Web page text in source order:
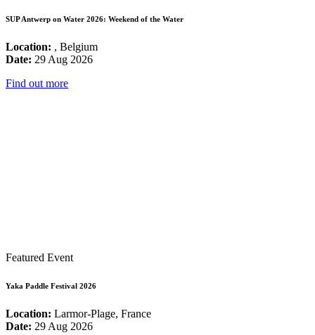
SUP Antwerp on Water 2026: Weekend of the Water
Location: , Belgium
Date: 29 Aug 2026
Find out more
Featured Event
Yaka Paddle Festival 2026
Location: Larmor-Plage, France
Date: 29 Aug 2026